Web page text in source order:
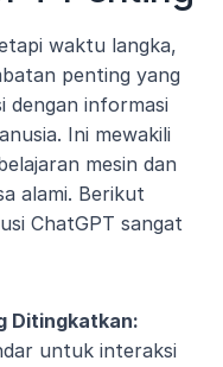
waktu langka,
penting yang
dengan informasi
Ini mewakili
mesin dan
alami. Berikut
ChatGPT sangat
Ditingkatkan:
untuk interaksi